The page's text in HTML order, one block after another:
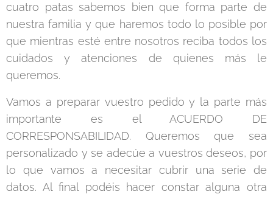
cuatro patas sabemos bien que forma parte de
nuestra familia y que haremos todo lo posible por
que mientras esté entre nosotros reciba todos los
cuidados y atenciones de quienes más le
queremos.
Vamos a preparar vuestro pedido y la parte más
importante es el ACUERDO DE
CORRESPONSABILIDAD. Queremos que sea
personalizado y se adecúe a vuestros deseos, por
lo que vamos a necesitar cubrir una serie de
datos. Al final podéis hacer constar alguna otra